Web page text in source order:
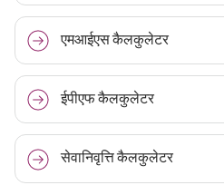
एमआईएस कैलकुलेटर
ईपीएफ कैलकुलेटर
सेवानिवृत्ति कैलकुलेटर